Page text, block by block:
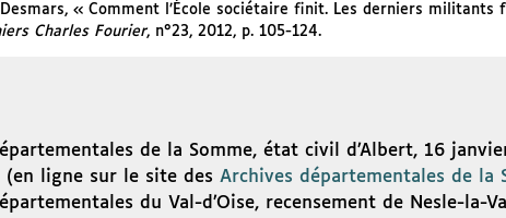
« Comment l’École sociétaire finit. Les derniers militants
Charles Fourier, n°23, 2012, p. 105-124.
de la Somme, état civil d’Albert, 16
(en ligne sur le site des Archives départementales de la
du Val-d’Oise, recensement de Nesle-la-